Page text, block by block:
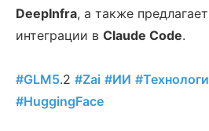
DeepInfra, а также
интеграции в Claude Code.
#GLM5.2 #Zai #ИИ
#HuggingFace